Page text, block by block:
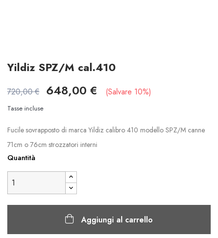
Yildiz SPZ/M cal.410
720,00 € 648,00 € Salvare 10%
Tasse incluse
Fucile sovrapposto di marca Yildiz calibro 410 modello SPZ/M canne
71cm o 76cm strozzatori interni
Quantità
Aggiungi al carrello